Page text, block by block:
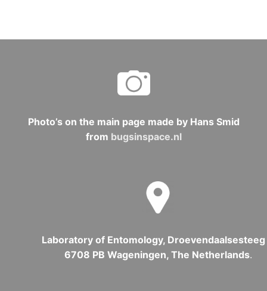
Photo’s on the main page made by Hans Smid
from bugsinspace.nl
Laboratory of Entomology, Droevendaalsesteeg
6708 PB Wageningen, The Netherlands.